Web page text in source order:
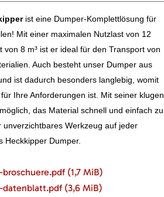
ist eine Dumper-Komplettlösung für
Mit einer maximalen Nutzlast von 12
8 m³ ist er ideal für den Transport von
Auch besteht unser Dumper aus
ist dadurch besonders langlebig, womit
Ihre Anforderungen ist. Mit seiner klugen
das Material schnell und einfach zu
Werkzeug auf jeder
Heckkipper Dumper.
broschuere.pdf (1,7 MiB)
datenblatt.pdf (3,6 MiB)